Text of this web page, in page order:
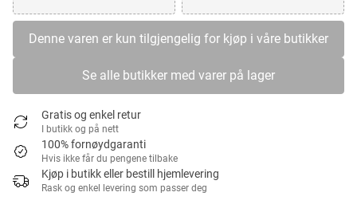
Denne varen er kun tilgjengelig for kjøp i våre butikker
Se alle butikker med varer på lager
Gratis og enkel retur
I butikk og på nett
100% fornøydgaranti
Hvis ikke får du pengene tilbake
Kjøp i butikk eller bestill hjemlevering
Rask og enkel levering som passer deg